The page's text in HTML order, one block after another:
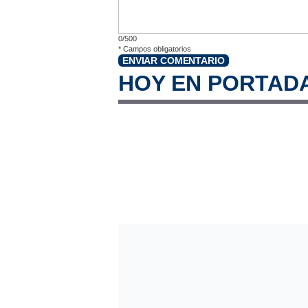
0/500
* Campos obligatorios
ENVIAR COMENTARIO
HOY EN